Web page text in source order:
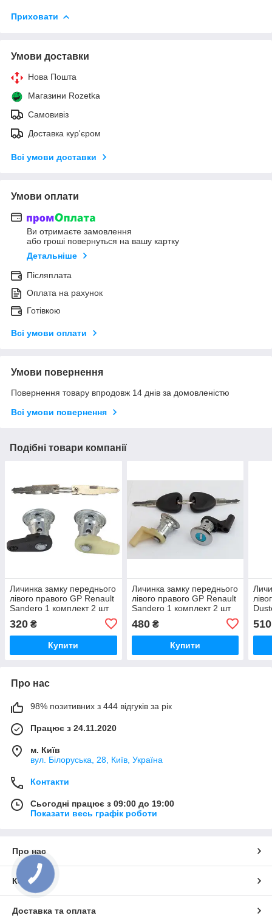
Приховати
Умови доставки
Нова Пошта
Магазини Rozetka
Самовивіз
Доставка кур'єром
Всі умови доставки
Умови оплати
Ви отримаєте замовлення
або гроші повернуться на вашу картку
Детальніше
Післяплата
Оплата на рахунок
Готівкою
Всі умови оплати
Умови повернення
Повернення товару впродовж 14 днів за домовленістю
Всі умови повернення
Подібні товари компанії
Личинка замку переднього
лівого правого GP Renault
Sandero 1 комплект 2 шт
320 ₴
Купити
Личинка замку переднього
лівого правого GP Renault
Sandero 1 комплект 2 шт
480₴
Купити
510
Про нас
98% позитивних з 444 відгуків за рік
Працює з 24.11.2020
м. Київ
вул. Білоруська, 28, Київ, Україна
Контакти
Сьогодні працює з 09:00 до 19:00
Показати весь графік роботи
Про нас
Контакти
Доставка та оплата